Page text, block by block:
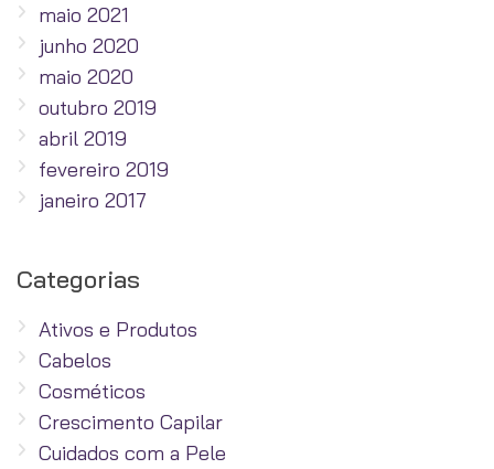
maio 2021
junho 2020
maio 2020
outubro 2019
abril 2019
fevereiro 2019
janeiro 2017
Categorias
Ativos e Produtos
Cabelos
Cosméticos
Crescimento Capilar
Cuidados com a Pele